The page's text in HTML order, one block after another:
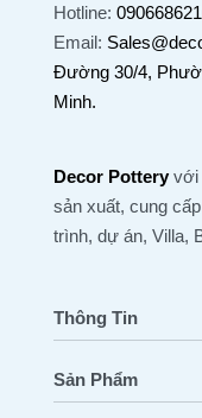
Hotline:
Email:
Đường 30/4,
Minh.
Decor Potteryvới
sản xuất, cung
trình, dự án, Villa,
Thông Tin
Trang Chủ
Sản Phẩm